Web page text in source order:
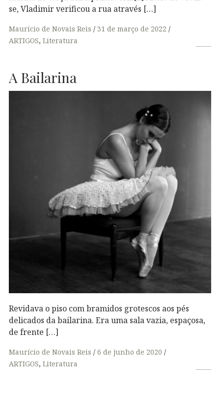
se, Vladimir verificou a rua através […]
Maurício de Novais Reis
31 de março de 2022
ARTIGOS, Literatura
A Bailarina
Revidava o piso com bramidos grotescos aos pés
delicados da bailarina. Era uma sala vazia, espaçosa,
de frente […]
Maurício de Novais Reis
6 de junho de 2020
ARTIGOS, Literatura